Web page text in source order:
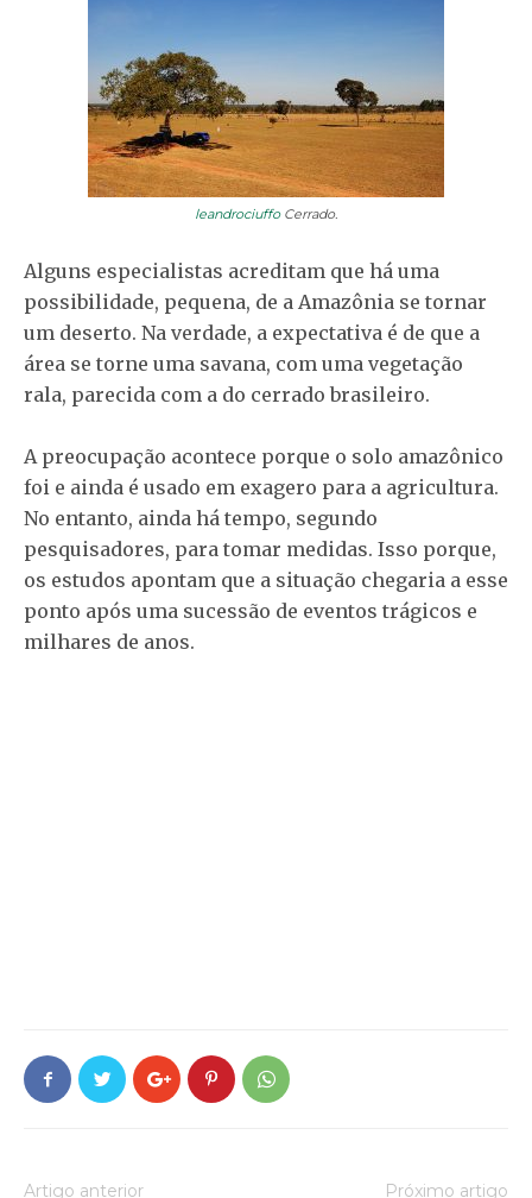
leandrociuffoCerrado.
Alguns especialistas acreditam que há uma
possibilidade, pequena, de a Amazônia se tornar
um deserto. Na verdade, a expectativa é de que a
área se torne uma savana, com uma vegetação
rala, parecida com a do cerrado brasileiro.
A preocupação acontece porque o solo amazônico
foi e ainda é usado em exagero para a agricultura.
No entanto, ainda há tempo, segundo
pesquisadores, para tomar medidas. Isso porque,
os estudos apontam que a situação chegaria a esse
ponto após uma sucessão de eventos trágicos e
milhares de anos.
Artigo anterior Próximo artigo